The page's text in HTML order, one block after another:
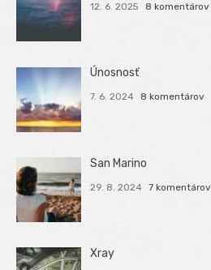
12. 6. 2025 8 komentárov
Únosnosť
7. 6. 2024 8 komentárov
San Marino
29. 8. 2024 7 komentárov
Xray